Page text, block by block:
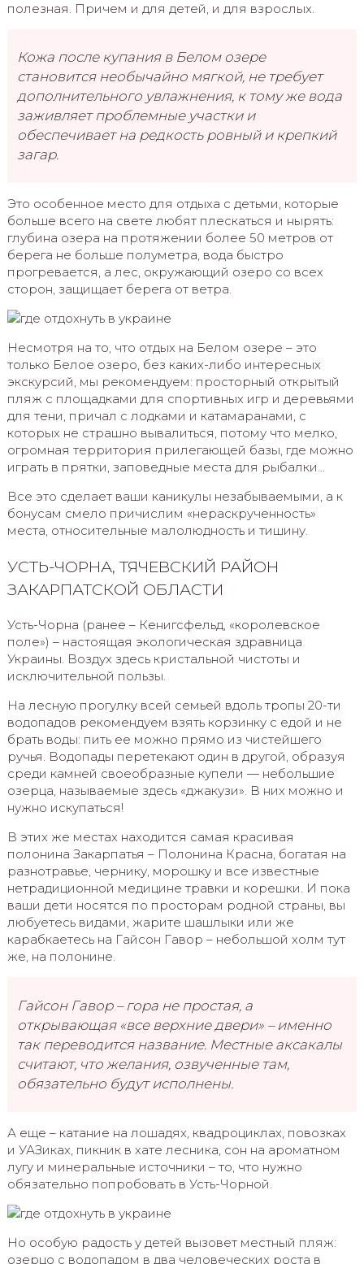
полезная. Причем и для детей, и для взрослых.
Кожа после купания в Белом озере
становится необычайно мягкой, не требует
дополнительного увлажнения, к тому же вода
заживляет проблемные участки и
обеспечивает на редкость ровный и крепкий
загар.
Это особенное место для отдыха с детьми, которые
больше всего на свете любят плескаться и нырять:
глубина озера на протяжении более 50 метров от
берега не больше полуметра, вода быстро
прогревается, а лес, окружающий озеро со всех
сторон, защищает берега от ветра.
Несмотря на то, что отдых на Белом озере – это
только Белое озеро, без каких-либо интересных
экскурсий, мы рекомендуем: просторный открытый
пляж с площадками для спортивных игр и деревьями
для тени, причал с лодками и катамаранами, с
которых не страшно вывалиться, потому что мелко,
огромная территория прилегающей базы, где можно
играть в прятки, заповедные места для рыбалки…
Все это сделает ваши каникулы незабываемыми, а к
бонусам смело причислим «нераскрученность»
места, относительные малолюдность и тишину.
УСТЬ-ЧОРНА, ТЯЧЕВСКИЙ РАЙОН
ЗАКАРПАТСКОЙ ОБЛАСТИ
Усть-Чорна (ранее – Кенигсфельд, «королевское
поле») – настоящая экологическая здравница
Украины. Воздух здесь кристальной чистоты и
исключительной пользы.
На лесную прогулку всей семьей вдоль тропы 20-ти
водопадов рекомендуем взять корзинку с едой и не
брать воды: пить ее можно прямо из чистейшего
ручья. Водопады перетекают один в другой, образуя
среди камней своеобразные купели — небольшие
озерца, называемые здесь «джакузи». В них можно и
нужно искупаться!
В этих же местах находится самая красивая
полонина Закарпатья – Полонина Красна, богатая на
разнотравье, чернику, морошку и все известные
нетрадиционной медицине травки и корешки. И пока
ваши дети носятся по просторам родной страны, вы
любуетесь видами, жарите шашлыки или же
карабкаетесь на Гайсон Гавор – небольшой холм тут
же, на полонине.
Гайсон Гавор – гора не простая, а
открывающая «все верхние двери» – именно
так переводится название. Местные аксакалы
считают, что желания, озвученные там,
обязательно будут исполнены.
А еще – катание на лошадях, квадроциклах, повозках
и УАЗиках, пикник в хате лесника, сон на ароматном
лугу и минеральные источники – то, что нужно
обязательно попробовать в Усть-Чорной.
Но особую радость у детей вызовет местный пляж:
озерцо с водопадом в два человеческих роста в